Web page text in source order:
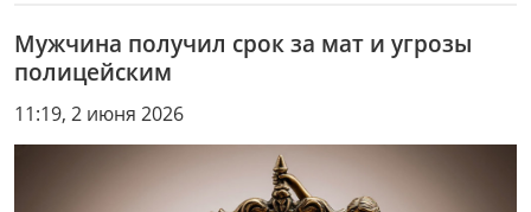
Мужчина получил срок за мат и угрозы
полицейским
11:19, 2 июня 2026